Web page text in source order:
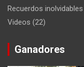
Recuerdos inolvidables
Videos (22)
Ganadores